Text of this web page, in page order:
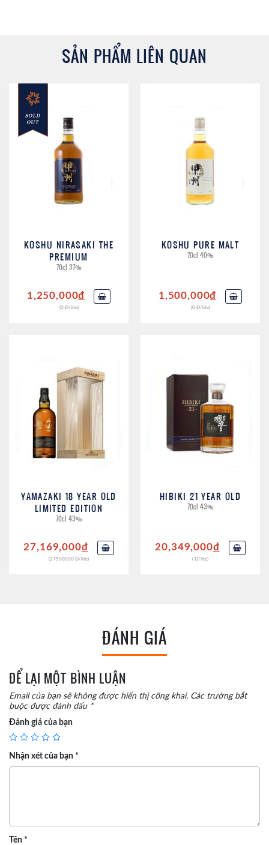
SẢN PHẨM LIÊN QUAN
KOSHU NIRASAKI THE
PREMIUM
70cl 37%
1,250,000đ
(0 Đ/lite)
KOSHU PURE MALT
70cl 40%
1,500,000đ
(0 Đ/lite)
YAMAZAKI 18 YEAR OLD
LIMITED EDITION
70cl 43%
27,169,000đ
(27500000 Đ/lite)
HIBIKI 21 YEAR OLD
70cl 43%
20,349,000đ
( Đ/lite)
ĐÁNH GIÁ
ĐỂ LẠI MỘT BÌNH LUẬN
Email của bạn sẽ không được hiển thị công khai. Các trường bắt
buộc được đánh dấu *
Đánh giá của bạn
Nhận xét của bạn *
Tên *